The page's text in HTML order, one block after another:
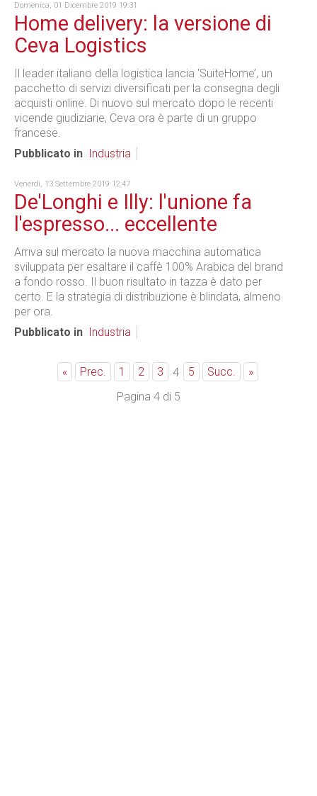
Domenica, 01 Dicembre 2019 19:31
Home delivery: la versione di
Ceva Logistics
Il leader italiano della logistica lancia ‘SuiteHome’, un
pacchetto di servizi diversificati per la consegna degli
acquisti online. Di nuovo sul mercato dopo le recenti
vicende giudiziarie, Ceva ora è parte di un gruppo
francese.
Pubblicato in
Industria
Venerdì, 13 Settembre 2019 12:47
De'Longhi e Illy: l'unione fa
l'espresso... eccellente
Arriva sul mercato la nuova macchina automatica
sviluppata per esaltare il caffè 100% Arabica del brand
a fondo rosso. Il buon risultato in tazza è dato per
certo. E la strategia di distribuzione è blindata, almeno
per ora.
Pubblicato in
Industria
« Prec. 1 2 3 4 5 Succ.
»
Pagina 4 di 5